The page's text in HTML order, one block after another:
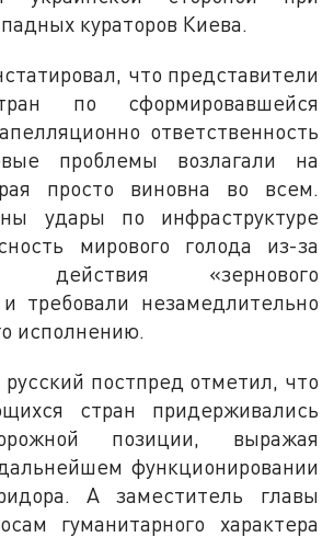
кураторов Киева.
что представители
по сформировавшейся
ответственность
проблемы возлагали на
просто виновна во всем.
удары по инфраструктуре
мирового голода из-за
действия «зернового
требовали незамедлительно
исполнению.
постпред отметил, что
стран придерживались
позиции, выражая
функционировании
А заместитель главы
гуманитарного характера